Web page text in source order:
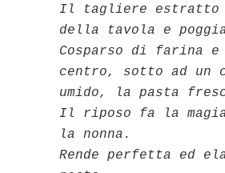
Il tagliere estratto
della tavola e
Cosparso di farina
centro, sotto ad un
umido, la pasta
Il riposo fa la
la nonna.
Rende perfetta ed